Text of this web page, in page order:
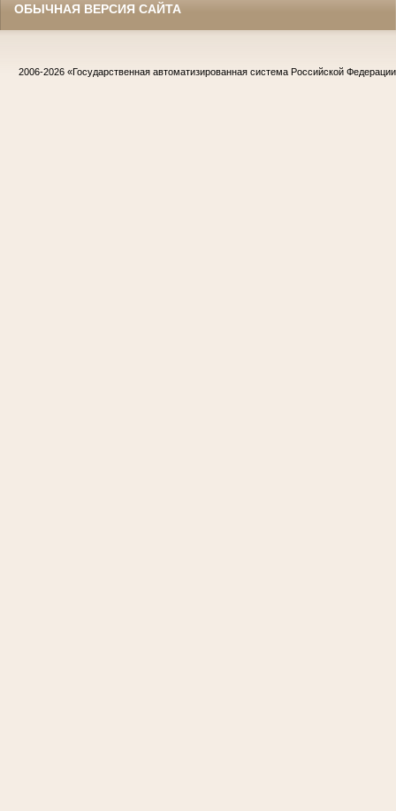
ОБЫЧНАЯ ВЕРСИЯ САЙТА
2006-2026 «Государственная автоматизированная система Российской